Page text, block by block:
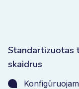
Standartizuotas
skaidrus